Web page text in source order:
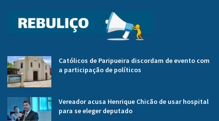
Católicos de Paripueira discordam de evento com
a participação de políticos
Vereador acusa Henrique Chicão de usar hospital
para se eleger deputado